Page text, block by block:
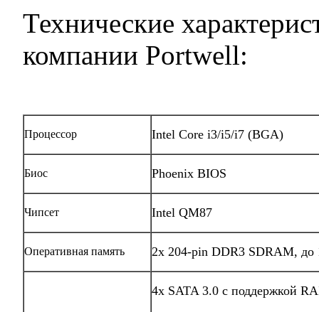
Технические
компании Portwell:
Процессор Intel Core i3/i5/i7 (BGA)
Биос Phoenix BIOS
Чипсет Intel QM87
Оперативная память 2х 204-pin DDR3 SDRAM, до
4x SATA 3.0 с поддержкой